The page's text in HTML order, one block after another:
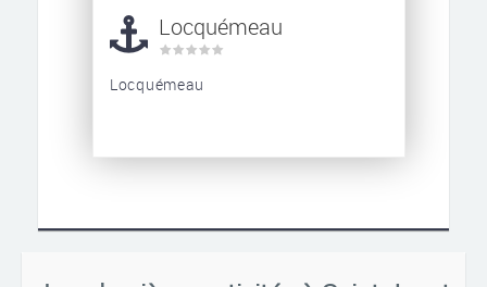
Locquémeau
Locquémeau